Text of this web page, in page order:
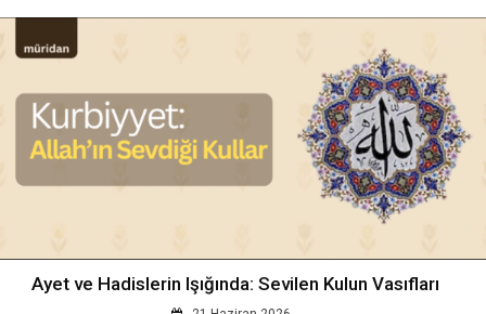
Ayet ve Hadislerin Işığında: Sevilen Kulun Vasıfları